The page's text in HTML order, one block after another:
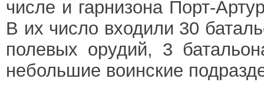
числе и гарнизона Порт-
В их число входили 30
полевых орудий, 3
небольшие воинские